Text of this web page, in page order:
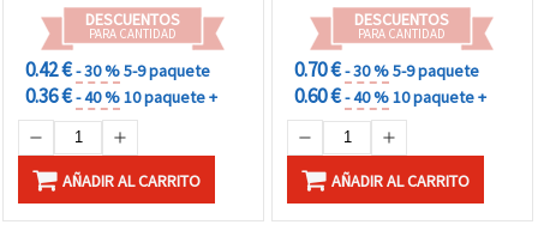
DESCUENTOS
PARA CANTIDAD
0.42 €- 30 %5-9 paquete
0.36 €- 40 %10 paquete +
AÑADIR AL CARRITO
DESCUENTOS
PARA CANTIDAD
0.70 €- 30 %5-9 paquete
0.60 €- 40 %10 paquete +
AÑADIR AL CARRITO